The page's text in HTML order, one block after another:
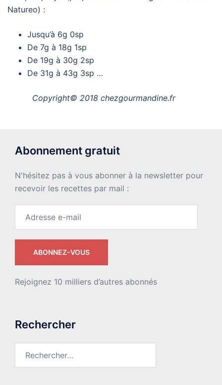
Natureo) :
Jusqu’à 6g 0sp
De 7g à 18g 1sp
De 19g à 30g 2sp
De 31g à 43g 3sp …
Copyright© 2018 chezgourmandine.fr
Abonnement gratuit
N'hésitez pas à vous abonner à la newsletter pour
recevoir les recettes par mail :
ABONNEZ-VOUS
Rejoignez 10 milliers d’autres abonnés
Rechercher